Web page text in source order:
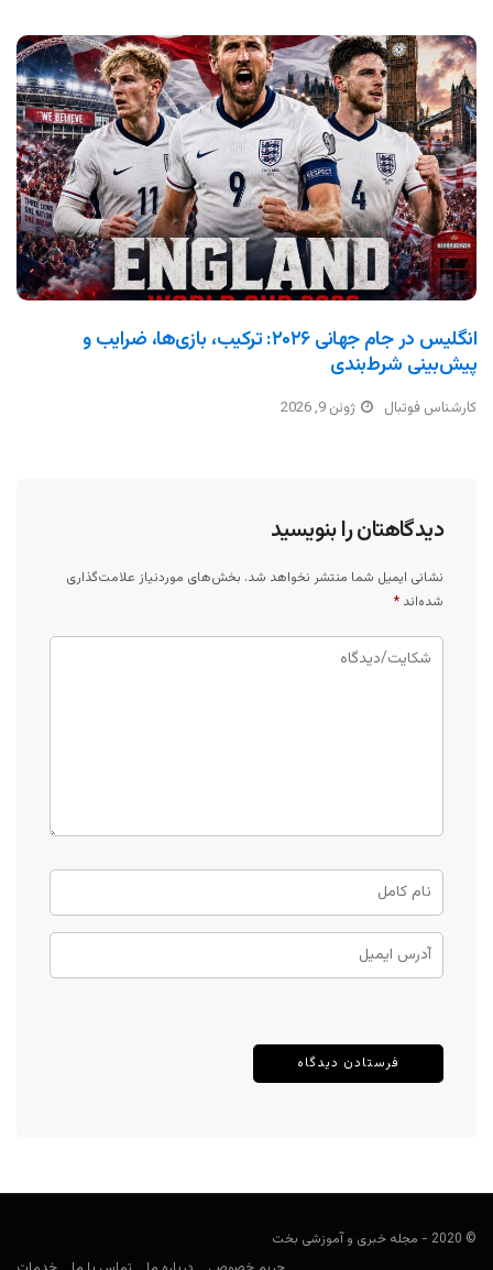
انگلیس در جام جهانی ۲۰۲۶: ترکیب، بازی‌ها، ضرایب و
پیش‌بینی شرط‌بندی
کارشناس فوتبال ژوئن 9, 2026
دیدگاهتان را بنویسید
نشانی ایمیل شما منتشر نخواهد شد. بخش‌های موردنیاز علامت‌گذاری
شده‌اند *
© 2020 - مجله خبری و آموزشی بخت